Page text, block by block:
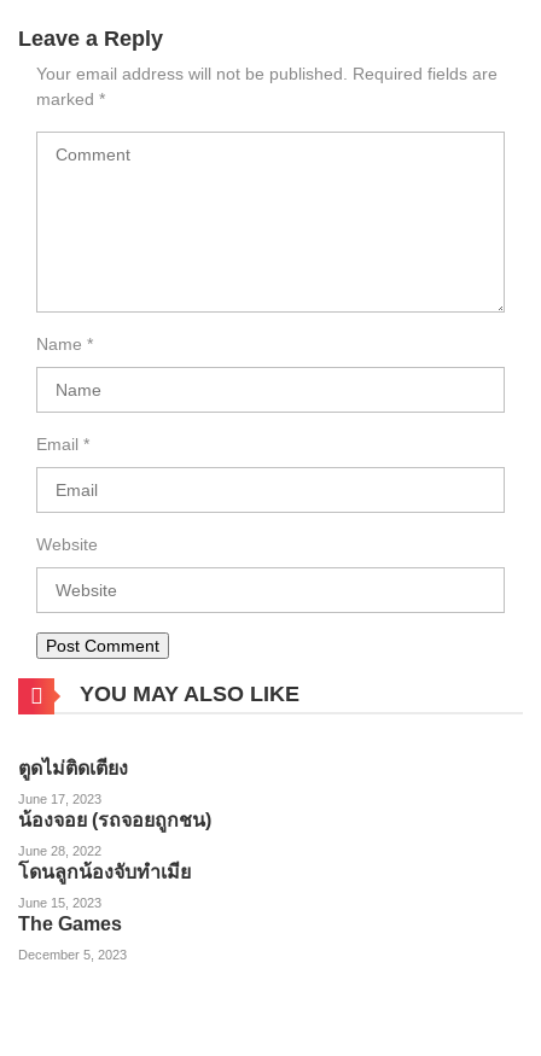
Leave a Reply
Your email address will not be published. Required fields are
marked *
Name *
Email *
Website
YOU MAY ALSO LIKE
ตูดไม่ติดเตียง
June 17, 2023
น้องจอย (รถจอยถูกชน)
June 28, 2022
โดนลูกน้องจับทำเมีย
June 15, 2023
The Games
December 5, 2023